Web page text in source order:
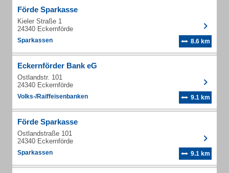
Förde Sparkasse
Kieler Straße 1
24340 Eckernförde
Sparkassen 8.6 km
Eckernförder Bank eG
Ostlandstr. 101
24340 Eckernförde
Volks-/Raiffeisenbanken 9.1 km
Förde Sparkasse
Ostlandstraße 101
24340 Eckernförde
Sparkassen 9.1 km